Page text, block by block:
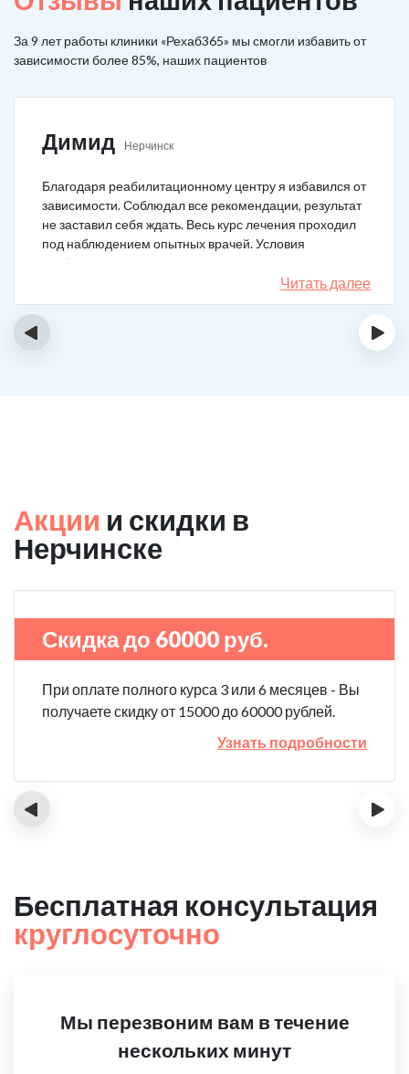
За 9 лет работы клиники «Рехаб365» мы смогли избавить от
зависимости более 85%, наших пациентов
Димид Нерчинск
Благодаря реабилитационному центру я избавился от
зависимости. Соблюдал все рекомендации, результат
не заставил себя ждать. Весь курс лечения проходил
под наблюдением опытных врачей. Условия
пребывания супер комфортные: вкусная еда, уютно,
есть все необходимое для жизни. У меня не возникало
никаких стрессовых ситуаций.
Читать далее
‹ ›
Акции и скидки в
Нерчинске
Скидка до 60000 руб.
При оплате полного курса 3 или 6 месяцев - Вы
получаете скидку от 15000 до 60000 рублей.
Узнать подробности
‹ ›
Бесплатная консультация
круглосуточно
Мы перезвоним вам в течение
нескольких минут